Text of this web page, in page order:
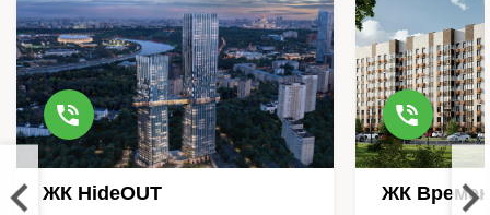
ЖК HideOUT ЖК